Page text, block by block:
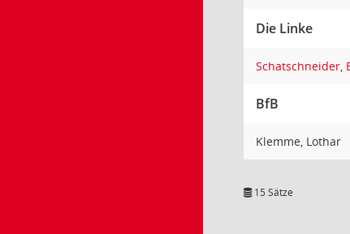
Die Linke
Schatschneider,
BfB
Klemme, Lothar
15 Sätze